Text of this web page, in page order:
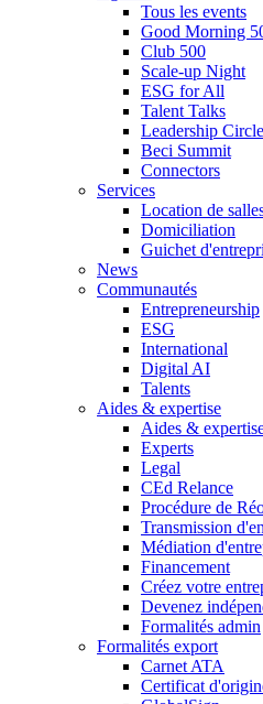
Tous les events
Good Morning
Club 500
Scale-up Night
ESG for All
Talent Talks
Leadership Circle
Beci Summit
Connectors
Services
Location de
Domiciliation
Guichet
News
Communautés
Entrepreneurship
ESG
International
Digital AI
Talents
Aides & expertise
Aides &
Experts
Legal
CEd Relance
Procédure de
Transmission
Médiation
Financement
Créez votre
Devenez
Formalités admin
Formalités export
Carnet ATA
Certificat